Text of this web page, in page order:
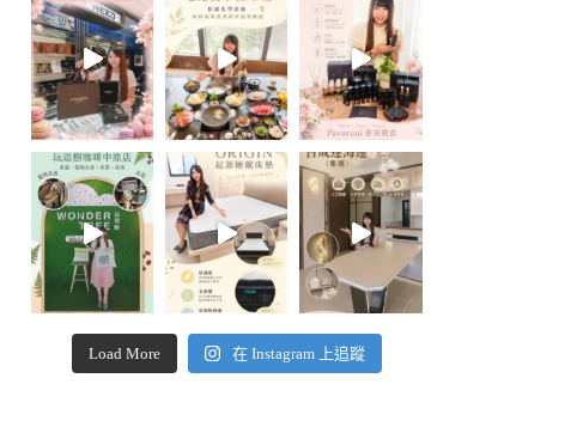
Load More 在 Instagram 上追蹤